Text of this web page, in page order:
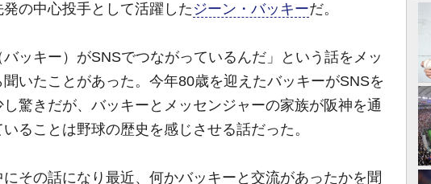
発の中心投手として活躍した ジーン・バッキーだ。
バッキー）がSNSでつながっているんだ」という話をメッ
いたことがあった。今年80歳を迎えたバッキーがSNSを
し驚きだが、バッキーとメッセンジャーの家族が阪神を通
ることは野球の歴史を感じさせる話だった。
その話になり最近、何かバッキーと交流があったかを聞